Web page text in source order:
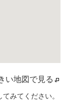
い地図で見る
みてください。